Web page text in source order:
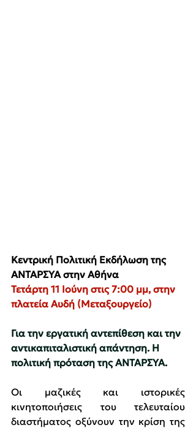
Κεντρική Πολιτική Εκδήλωση της
ΑΝΤΑΡΣΥΑ στην Αθήνα
Τετάρτη 11 Ιούνη στις 7:00 μμ, στην
πλατεία Αυδή (Μεταξουργείο)
Για την εργατική αντεπίθεση και την
αντικαπιταλιστική απάντηση. Η
πολιτική πρόταση της ΑΝΤΑΡΣΥΑ.
Οι μαζικές και ιστορικές
κινητοποιήσεις του τελευταίου
διαστήματος οξύνουν την κρίση της